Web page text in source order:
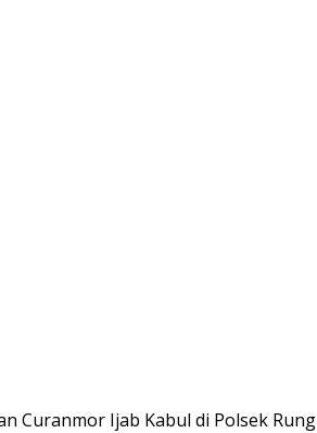
Curanmor Ijab Kabul di Polsek